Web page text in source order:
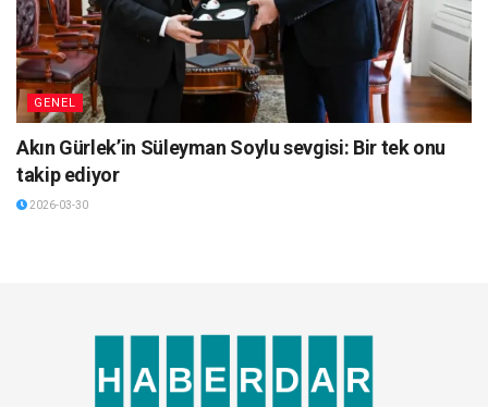
GENEL
Akın Gürlek’in Süleyman Soylu sevgisi: Bir tek onu
takip ediyor
2026-03-30